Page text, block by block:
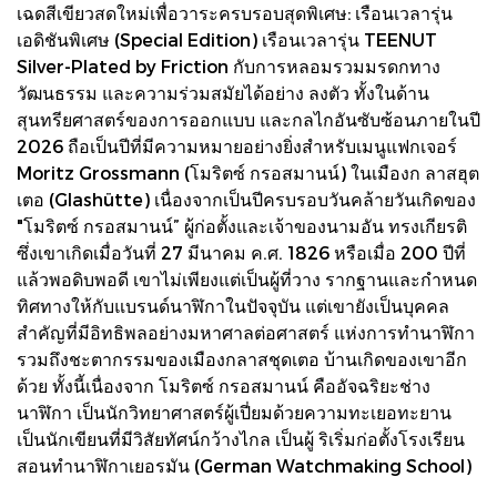
เฉดสีเขียวสดใหม่เพื่อวาระครบรอบสุดพิเศษ: เรือนเวลารุ่น
เอดิชันพิเศษ (Special Edition) เรือนเวลารุ่น TEENUT
Silver-Plated by Friction กับการหลอมรวมมรดกทาง
วัฒนธรรม และความร่วมสมัยได้อย่าง ลงตัว ทั้งในด้าน
สุนทรียศาสตร์ของการออกแบบ และกลไกอันซับซ้อนภายในปี
2026 ถือเป็นปีที่มีความหมายอย่างยิ่งสําหรับเมนูแฟกเจอร์
Moritz Grossmann (โมริตซ์ กรอสมานน์) ในเมืองก ลาสฮุต
เตอ (Glashütte) เนื่องจากเป็นปีครบรอบวันคล้ายวันเกิดของ
"โมริตซ์ กรอสมานน์” ผู้ก่อตั้งและเจ้าของนามอัน ทรงเกียรติ
ซึ่งเขาเกิดเมื่อวันที่ 27 มีนาคม ค.ศ. 1826 หรือเมื่อ 200 ปีที่
แล้วพอดิบพอดี เขาไม่เพียงแต่เป็นผู้ที่วาง รากฐานและกําหนด
ทิศทางให้กับแบรนด์นาฬิกาในปัจจุบัน แต่เขายังเป็นบุคคล
สําคัญที่มีอิทธิพลอย่างมหาศาลต่อศาสตร์ แห่งการทํานาฬิกา
รวมถึงชะตากรรมของเมืองกลาสชุดเตอ บ้านเกิดของเขาอีก
ด้วย ทั้งนี้เนื่องจาก โมริตซ์ กรอสมานน์ คืออัจฉริยะช่าง
นาฬิกา เป็นนักวิทยาศาสตร์ผู้เปี่ยมด้วยความทะเยอทะยาน
เป็นนักเขียนที่มีวิสัยทัศน์กว้างไกล เป็นผู้ ริเริ่มก่อตั้งโรงเรียน
สอนทํานาฬิกาเยอรมัน (German Watchmaking School)